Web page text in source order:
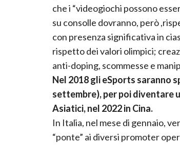
che i “videogiochi possono
su consolle dovranno, però
con presenza significativa in
rispetto dei valori olimpici;
anti-doping, scommesse e
Nel 2018 gli eSports saranno
settembre), per poi diventare
Asiatici, nel 2022 in Cina.
In Italia, nel mese di gennaio,
“ponte” ai diversi promoter